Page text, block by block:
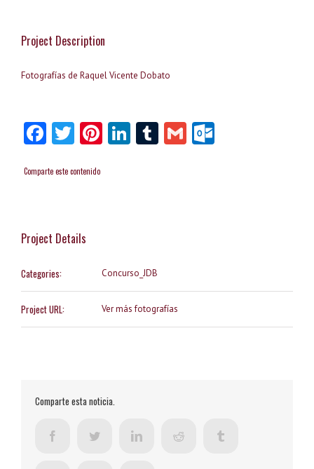
Project Description
Fotografías de Raquel Vicente Dobato
Facebook
Twitter
Pinterest
LinkedIn
Tumblr
Gmail
Comparte este contenido
Project Details
Categories: Concurso_JDB
Project URL: Ver más fotografías
Comparte esta noticia.
Facebook LinkedInReddit